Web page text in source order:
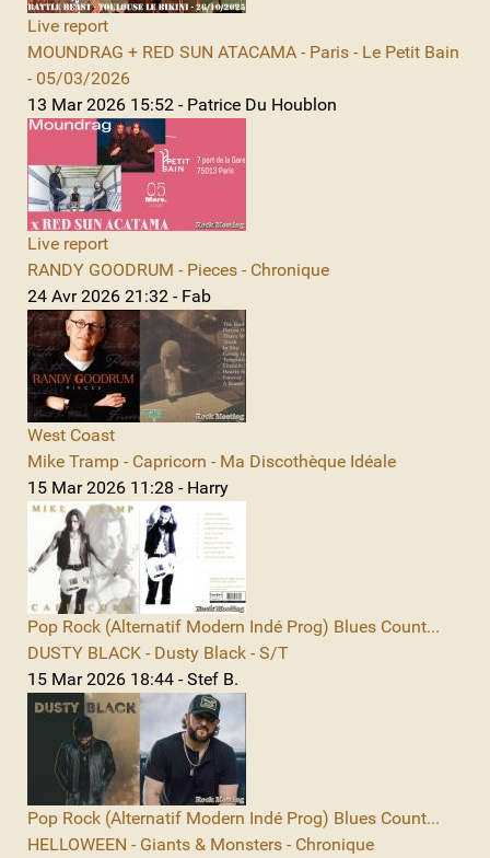
Live report
MOUNDRAG + RED SUN ATACAMA - Paris - Le Petit Bain
- 05/03/2026
13 Mar 2026 15:52 - Patrice Du Houblon
Live report
RANDY GOODRUM - Pieces - Chronique
24 Avr 2026 21:32 - Fab
West Coast
Mike Tramp - Capricorn - Ma Discothèque Idéale
15 Mar 2026 11:28 - Harry
Pop Rock (Alternatif Modern Indé Prog) Blues Count...
DUSTY BLACK - Dusty Black - S/T
15 Mar 2026 18:44 - Stef B.
Pop Rock (Alternatif Modern Indé Prog) Blues Count...
HELLOWEEN - Giants & Monsters - Chronique